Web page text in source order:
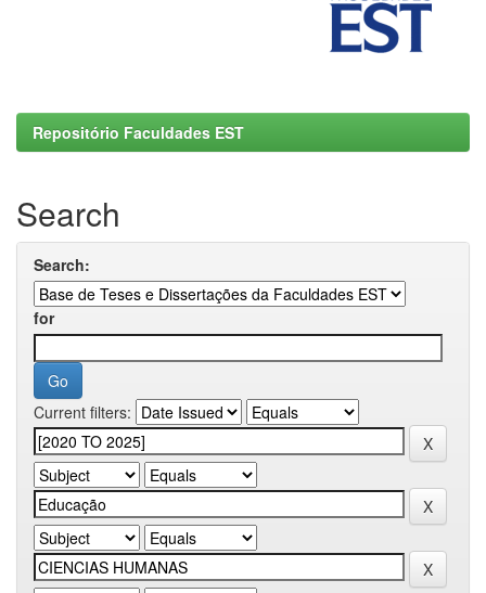
Repositório Faculdades EST
Search
Search:
for
Current filters: